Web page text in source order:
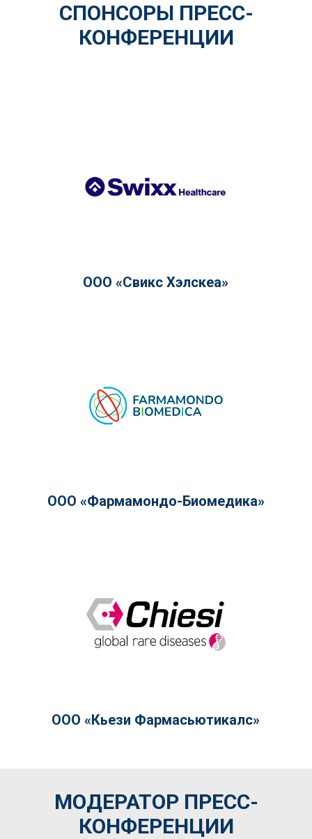
СПОНСОРЫ ПРЕСС-
КОНФЕРЕНЦИИ
ООО «Свикс Хэлскеа»
ООО «Фармамондо-Биомедика»
ООО «Кьези Фармасьютикалс»
МОДЕРАТОР ПРЕСС-
КОНФЕРЕНЦИИ